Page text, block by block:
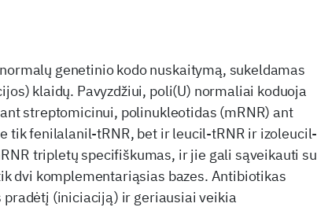
genetinio kodo nuskaitymą, sukeldamas
klaidų. Pavyzdžiui, poli(U) normaliai koduoja
streptomicinui, polinukleotidas (mRNR) ant
tik fenilalanil-tRNR, bet ir leucil-tRNR ir izoleucil-
tripletų specifiškumas, ir jie gali sąveikauti su
dvi komplementariąsias bazes. Antibiotikas
pradėtį (iniciaciją) ir geriausiai veikia